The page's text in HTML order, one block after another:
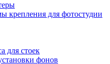
крепления для фотостудии
для стоек
фонов